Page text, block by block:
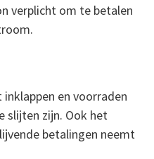
verplicht om te betalen
en voorraden
slijten zijn. Ook het
betalingen neemt